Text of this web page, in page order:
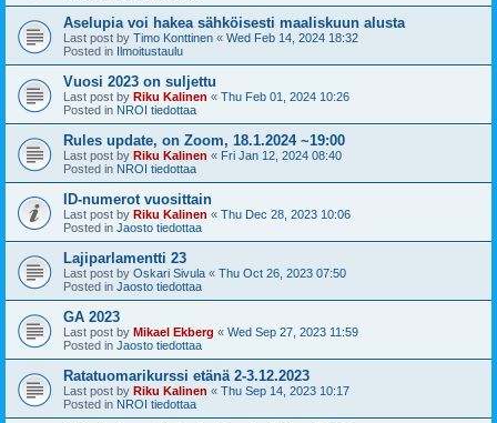
Aselupia voi hakea sähköisesti maaliskuun alusta
Last post by Timo Konttinen « Wed Feb 14, 2024 18:32
Posted in Ilmoitustaulu
Vuosi 2023 on suljettu
Last post by Riku Kalinen « Thu Feb 01, 2024 10:26
Posted in NROI tiedottaa
Rules update, on Zoom, 18.1.2024 ~19:00
Last post by Riku Kalinen « Fri Jan 12, 2024 08:40
Posted in NROI tiedottaa
ID-numerot vuosittain
Last post by Riku Kalinen « Thu Dec 28, 2023 10:06
Posted in Jaosto tiedottaa
Lajiparlamentti 23
Last post by Oskari Sivula « Thu Oct 26, 2023 07:50
Posted in Jaosto tiedottaa
GA 2023
Last post by Mikael Ekberg « Wed Sep 27, 2023 11:59
Posted in Jaosto tiedottaa
Ratatuomarikurssi etänä 2-3.12.2023
Last post by Riku Kalinen « Thu Sep 14, 2023 10:17
Posted in NROI tiedottaa